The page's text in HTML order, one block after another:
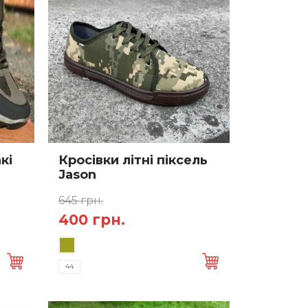
Кросівки літні піксель
Jason
645грн.
Оригінальна
ціна:
645 грн..
400 грн.
Цей
товар
має
варіантів.
44